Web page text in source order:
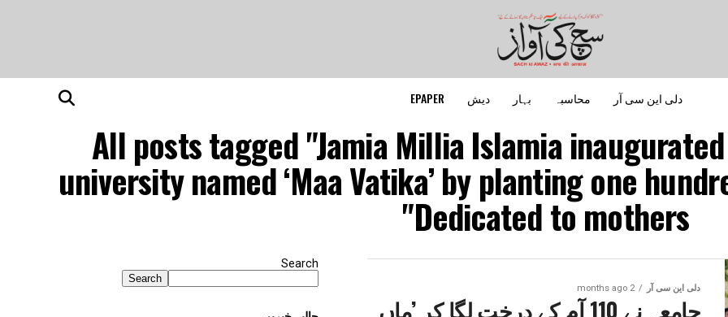
دلی این سی آر محاسبہ بہار دیش EPAPER
All posts tagged "Jamia Millia Islamia
university named ‘Maa Vatika’ by planting one
Dedicated to mothers"
دلی این سی آر 2 months ago
جامعہ نے 110 آم کے درخت لگا کر ’ماں
Search
Search